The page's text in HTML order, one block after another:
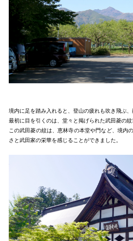
境内に足を踏み入れると、登山の疲れも吹き飛ぶ、
最初に目を引くのは、堂々と掲げられた武田菱の紋
この武田菱の紋は、恵林寺の本堂や門など、境内
さと武田家の栄華を感じることができました。